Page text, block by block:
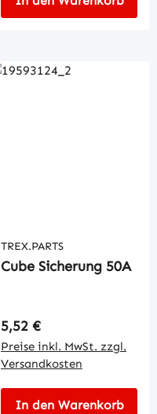
TREX.PARTS
Cube Sicherung 50A
Regulärer Preis:
5,52 €
Preise inkl. MwSt. zzgl.
Versandkosten
In den Warenkorb